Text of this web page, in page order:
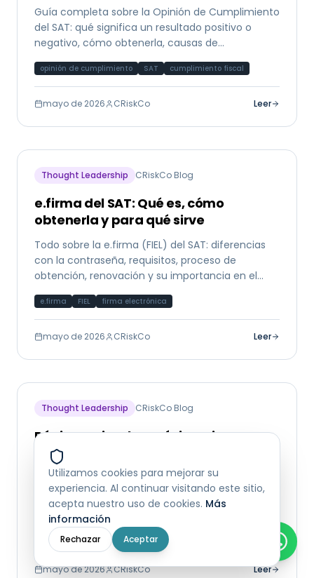
Guía completa sobre la Opinión de Cumplimiento
del SAT: qué significa un resultado positivo o
negativo, cómo obtenerla, causas de
opinión de cumplimiento SAT cumplimiento fiscal
mayo de 2026 CRiskCo Leer
Thought Leadership CRiskCo Blog
e.firma del SAT: Qué es, cómo
obtenerla y para qué sirve
Todo sobre la e.firma (FIEL) del SAT: diferencias
con la contraseña, requisitos, proceso de
obtención, renovación y su importancia en el
e.firma FIEL firma electrónica
mayo de 2026 CRiskCo Leer
Thought Leadership CRiskCo Blog
Régimen Fiscal en México: Tipos,
cómo elegir y cómo cambiar
Guía completa de los regímenes fiscales en
México: RESICO, Actividad Empresarial, Régimen
General y más. Cómo elegir el correcto y su
impacto en el análisis crediticio.
régimen fiscal RESICO SAT
mayo de 2026 CRiskCo Leer
Utilizamos cookies para mejorar su
experiencia. Al continuar visitando este sitio,
acepta nuestro uso de cookies. Más
información
Rechazar Aceptar